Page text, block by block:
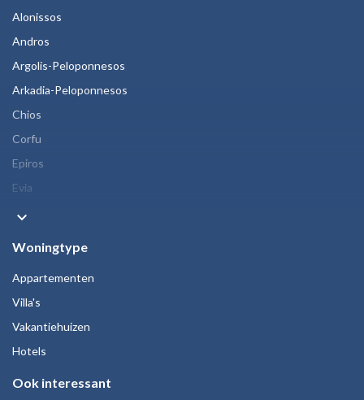
Alonissos
Andros
Argolis-Peloponnesos
Arkadia-Peloponnesos
Chios
Corfu
Epiros
Evia
keyboard_arrow_down
Woningtype
Appartementen
Villa's
Vakantiehuizen
Hotels
Ook interessant